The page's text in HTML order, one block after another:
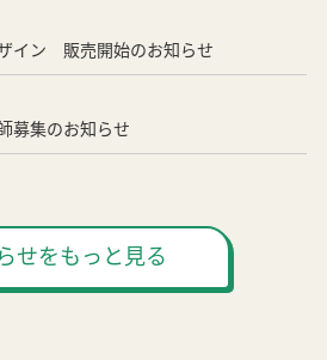
イン 販売開始のお知らせ
募集のお知らせ
せをもっと見る